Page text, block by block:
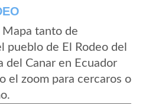
tanto de
pueblo de El Rodeo del
del Canar en Ecuador
el zoom para cercaros o